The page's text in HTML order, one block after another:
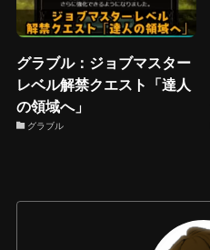
グラブル：ジョブマスター
レベル解禁クエスト「達人
の領域へ」
グラブル